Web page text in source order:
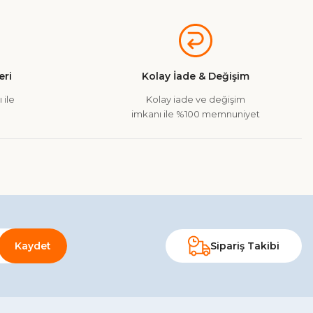
ile
Kolay İade & Değişim
Kolay iade ve değişim
imkanı ile %100 memnuniyet
Kaydet Sipariş Takibi